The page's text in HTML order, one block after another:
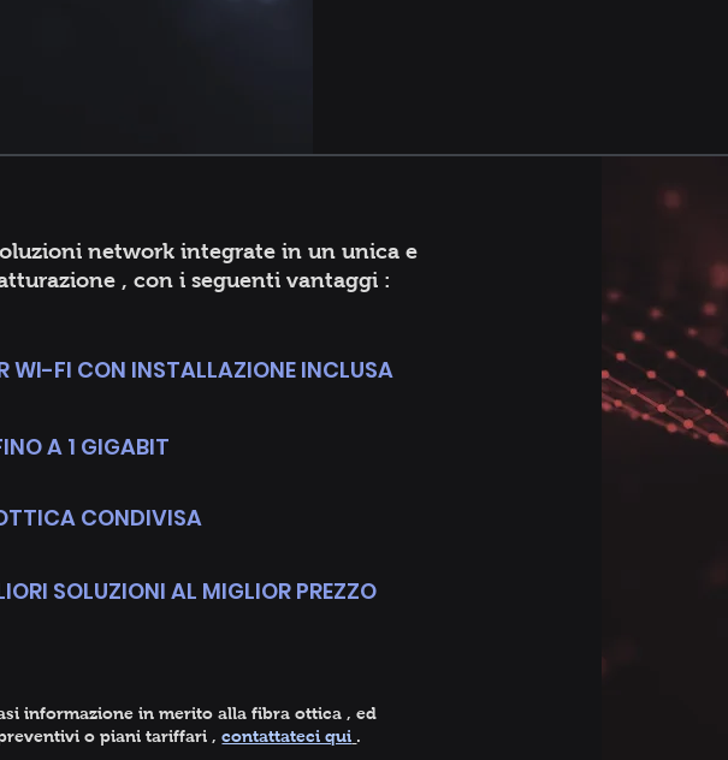
network integrate in un unica e
, con i seguenti vantaggi :
WI-FI CON INSTALLAZIONE INCLUSA
A 1 GIGABIT
CONDIVISA
SOLUZIONI AL MIGLIOR PREZZO
informazione in merito alla fibra ottica , ed
o piani tariffari ,contattateci qui .